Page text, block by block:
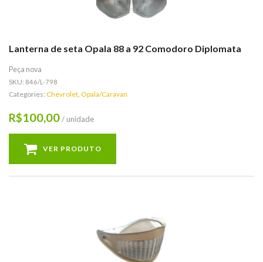
Lanterna de seta Opala 88 a 92 Comodoro Diplomata
Peça nova
SKU: 846/L-798
Categories: Chevrolet, Opala/Caravan
R$100,00/ unidade
VER PRODUTO